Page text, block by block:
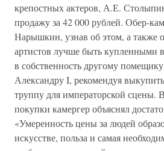
крепостных актеров, А.Е.
продажу за 42 000 рублей. Обер-
Нарышкин, узнав об этом, а также
артистов лучше быть купленными в
в собственность другому
Александру I, рекомендуя
труппу для императорской сцены.
покупки камергер объяснял
«Умеренность цены за людей
искусстве, польза и самая